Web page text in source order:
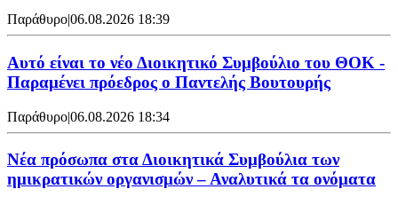
Παράθυρο|06.08.2026 18:39
Αυτό είναι το νέο Διοικητικό Συμβούλιο του ΘΟΚ -
Παραμένει πρόεδρος ο Παντελής Βουτουρής
Παράθυρο|06.08.2026 18:34
Νέα πρόσωπα στα Διοικητικά Συμβούλια των
ημικρατικών οργανισμών – Αναλυτικά τα ονόματα